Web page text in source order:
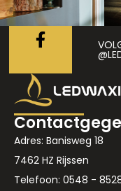
Adres: Banisweg 18
7462 HZ Rijssen
Telefoon: 0548 -